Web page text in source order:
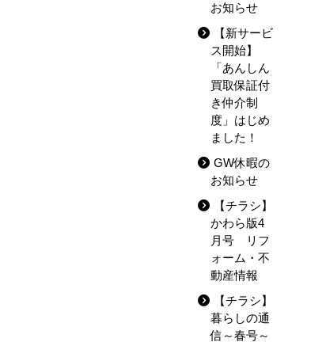
お知らせ
【新サービ
ス開始】
「あんしん
買取保証付
き仲介制
度」はじめ
ました！
GW休暇の
お知らせ
【チラシ】
かわら版4
月号 リフ
ォーム・不
動産情報
【チラシ】
暮らしの通
信～春号～